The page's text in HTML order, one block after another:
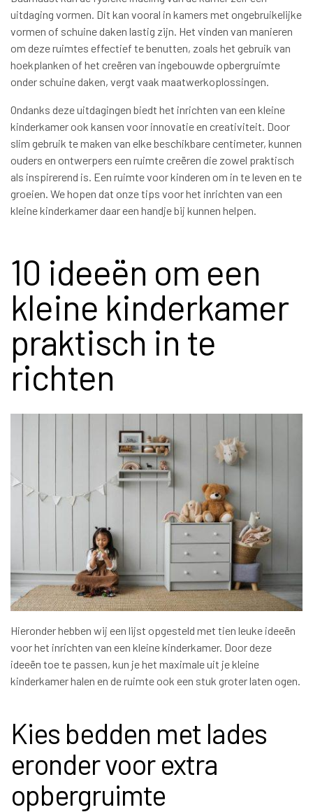
uitdaging vormen. Dit kan vooral in kamers met ongebruikelijke
vormen of schuine daken lastig zijn. Het vinden van manieren
om deze ruimtes effectief te benutten, zoals het gebruik van
hoekplanken of het creëren van ingebouwde opbergruimte
onder schuine daken, vergt vaak maatwerkoplossingen.
Ondanks deze uitdagingen biedt het inrichten van een kleine
kinderkamer ook kansen voor innovatie en creativiteit. Door
slim gebruik te maken van elke beschikbare centimeter, kunnen
ouders en ontwerpers een ruimte creëren die zowel praktisch
als inspirerend is. Een ruimte voor kinderen om in te leven en te
groeien. We hopen dat onze tips voor het inrichten van een
kleine kinderkamer daar een handje bij kunnen helpen.
10 ideeën om een
kleine kinderkamer
praktisch in te
richten
Hieronder hebben wij een lijst opgesteld met tien leuke ideeën
voor het inrichten van een kleine kinderkamer. Door deze
ideeën toe te passen, kun je het maximale uit je kleine
kinderkamer halen en de ruimte ook een stuk groter laten ogen.
Kies bedden met lades
eronder voor extra
opbergruimte